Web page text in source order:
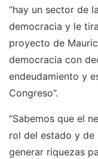
“hay un sector de
democracia y le
proyecto de
democracia con
endeudamiento y
Congreso”.
“Sabemos que el
rol del estado y
generar riquezas